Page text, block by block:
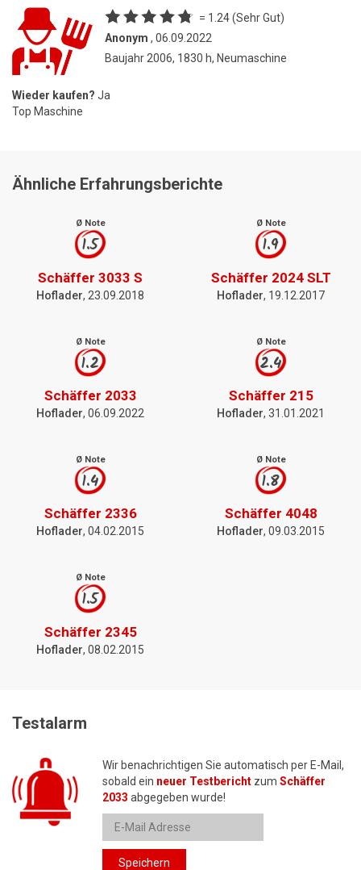
= 1.24 (Sehr Gut)
Anonym , 06.09.2022
Baujahr 2006, 1830 h, Neumaschine
Wieder kaufen? Ja
Top Maschine
Ähnliche Erfahrungsberichte
Ø Note
1.5
Schäffer 3033 S
Hoflader, 23.09.2018
Ø Note
1.9
Schäffer 2024 SLT
Hoflader, 19.12.2017
Ø Note
1.2
Schäffer 2033
Hoflader, 06.09.2022
Ø Note
2.4
Schäffer 215
Hoflader, 31.01.2021
Ø Note
1.4
Schäffer 2336
Hoflader, 04.02.2015
Ø Note
1.8
Schäffer 4048
Hoflader, 09.03.2015
Ø Note
1.5
Schäffer 2345
Hoflader, 08.02.2015
Testalarm
Wir benachrichtigen Sie automatisch per E-Mail,
sobald ein neuer Testbericht zum Schäffer
2033 abgegeben wurde!
Speichern